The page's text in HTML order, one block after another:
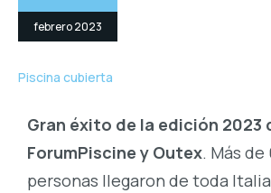
febrero 2023
Piscina cubierta
Gran éxito de la edición 2023
ForumPiscine y Outex. Más de
personas llegaron de toda